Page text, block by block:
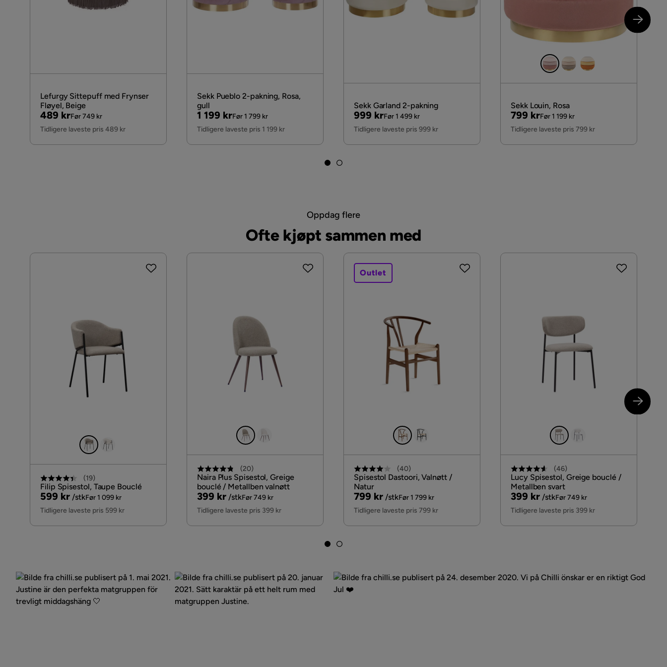
Lefurgy Sittepuff med Frynser
Fløyel, Beige
Pris
489 kr
Original
Pris
Før 749 kr
Tidligere laveste pris 489 kr
Sekk Pueblo 2-pakning, Rosa,
gull
Pris
1 199 kr
Original
Pris
Før 1 799 kr
Tidligere laveste pris 1 199 kr
Sekk Garland 2-pakning
Pris
999 kr
Original
Pris
Før 1 499 kr
Tidligere laveste pris 999 kr
Sekk Louin, Rosa
Pris
799 kr
Original
Pris
Før 1 199 kr
Tidligere laveste pris 799 kr
Oppdag flere
Ofte kjøpt sammen med
(19)
Filip Spisestol, Taupe Bouclé
Pris
599 kr /stk
Original
Pris
Før 1 099 kr
Tidligere laveste pris 599 kr
(20)
Naira Plus Spisestol, Greige
bouclé / Metallben valnøtt
Pris
399 kr /stk
Original
Pris
Før 749 kr
Tidligere laveste pris 399 kr
(40)
Spisestol Dastoori, Valnøtt /
Natur
Pris
799 kr /stk
Original
Pris
Før 1 799 kr
Tidligere laveste pris 799 kr
Outlet
(46)
Lucy Spisestol, Greige bouclé /
Metallben svart
Pris
399 kr /stk
Original
Pris
Før 749 kr
Tidligere laveste pris 399 kr